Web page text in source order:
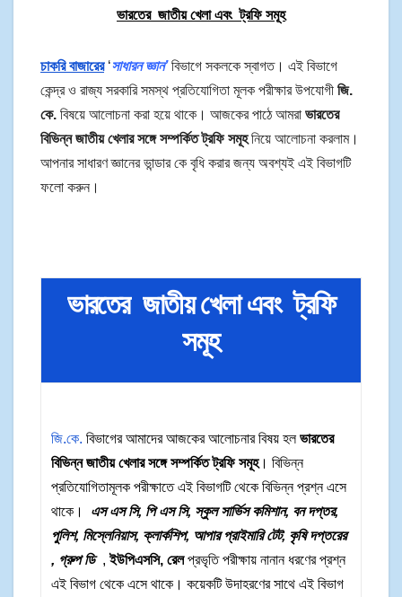
ভারতের জাতীয় খেলা এবং ট্রফি সমূহ
চাকরি বাজারের‘সাধারনজ্ঞান’ বিভাগে সকলকে স্বাগত। এই বিভাগে
কেন্দ্র ও রাজ্য সরকারি সমস্থ প্রতিযোগিতা মূলক পরীক্ষার উপযোগী জি.
কে. বিষয়ে আলোচনা করা হয়ে থাকে। আজকের পাঠে আমরা ভারতের
বিভিন্ন জাতীয় খেলার সঙ্গে সম্পর্কিত ট্রফি সমূহ নিয়ে আলোচনা করলাম।
আপনার সাধারণ জ্ঞানের ভান্ডার কে বৃধি করার জন্য অবশ্যই এই বিভাগটি
ফলো করুন।
ভারতের জাতীয় খেলা এবং ট্রফি
সমূহ
জি.কে.বিভাগের আমাদের আজকের আলোচনার বিষয় হলভারতের
বিভিন্ন জাতীয় খেলার সঙ্গে সম্পর্কিত ট্রফি সমূহ।বিভিন্ন
প্রতিযোগিতামূলক পরীক্ষাতে এই বিভাগটি থেকে বিভিন্ন প্রশ্ন এসে
থাকে। এস এস সি, পি এস সি, স্কুল সার্ভিস কমিশান, বন দপ্তর,
পুলিশ, মিস্লেনিয়াস, ক্লার্কশিপ, আপার প্রাইমারি টেট, কৃষি দপ্তরের
, গ্রুপ ডি,ইউপিএসসি, রেলপ্রভৃতিপরীক্ষায় নানান ধরণের প্রশ্ন
এই বিভাগ থেকে এসে থাকে। কয়েকটি উদাহরণের সাথে এই বিভাগ